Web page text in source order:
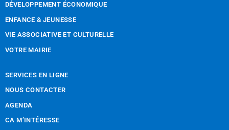
DÉVELOPPEMENT ÉCONOMIQUE
ENFANCE & JEUNESSE
VIE ASSOCIATIVE ET CULTURELLE
VOTRE MAIRIE
SERVICES EN LIGNE
NOUS CONTACTER
AGENDA
CA M’INTÉRESSE